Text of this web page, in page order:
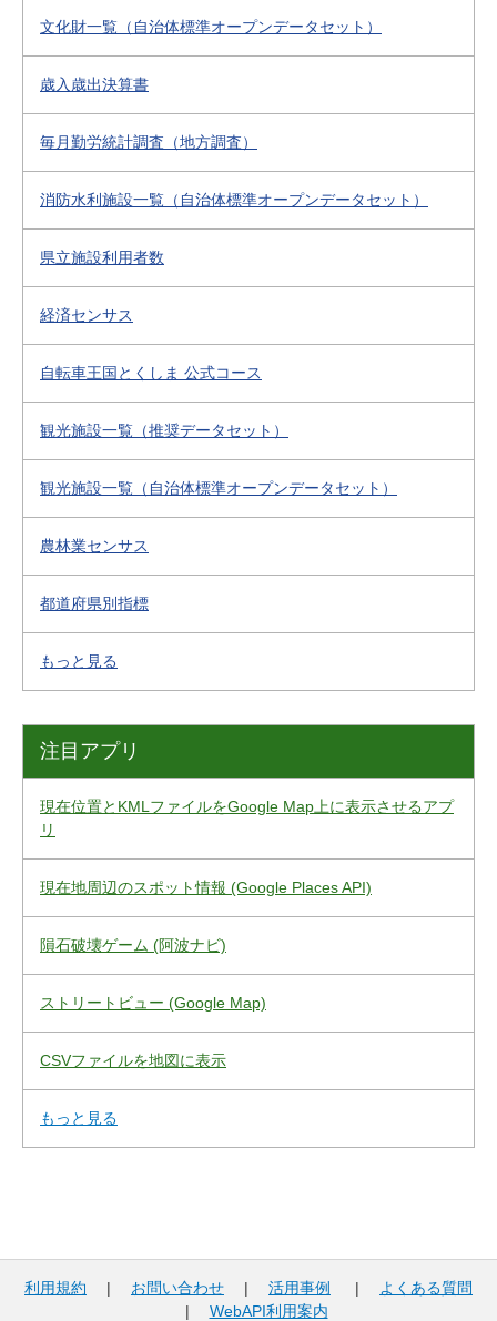
文化財一覧（自治体標準オープンデータセット）
歳入歳出決算書
毎月勤労統計調査（地方調査）
消防水利施設一覧（自治体標準オープンデータセット）
県立施設利用者数
経済センサス
自転車王国とくしま 公式コース
観光施設一覧（推奨データセット）
観光施設一覧（自治体標準オープンデータセット）
農林業センサス
都道府県別指標
もっと見る
注目アプリ
現在位置とKMLファイルをGoogle Map上に表示させるアプ
リ
現在地周辺のスポット情報 (Google Places API)
隕石破壊ゲーム (阿波ナビ)
ストリートビュー (Google Map)
CSVファイルを地図に表示
もっと見る
利用規約 | お問い合わせ | 活用事例 |
よくある質問
| WebAPI利用案内